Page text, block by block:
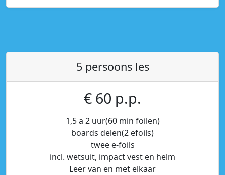
5 persoons les
€ 60 p.p.
1,5 a 2 uur(60 min foilen)
boards delen(2 efoils)
twee e-foils
incl. wetsuit, impact vest en helm
Leer van en met elkaar